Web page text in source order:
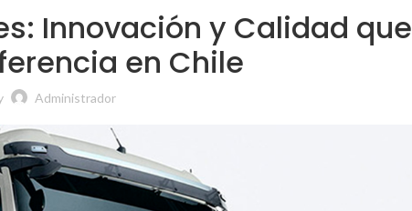
Innovación y Calidad que
en Chile
Administrador